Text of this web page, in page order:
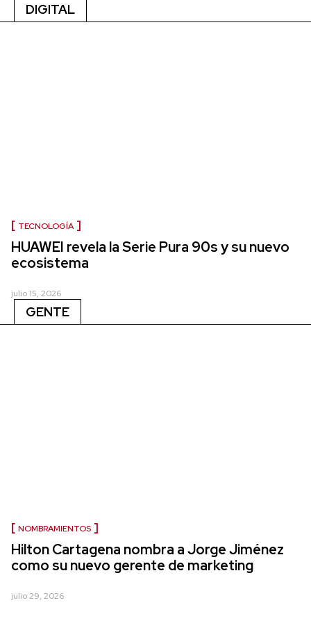
DIGITAL
TECNOLOGÍA
HUAWEI revela la Serie Pura 90s y su nuevo
ecosistema
julio 15, 2026
GENTE
NOMBRAMIENTOS
Hilton Cartagena nombra a Jorge Jiménez
como su nuevo gerente de marketing
julio 29, 2026